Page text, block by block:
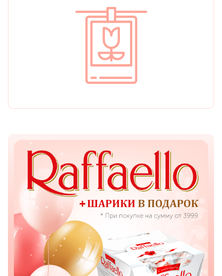
Цветы любимой
Цветы дочери
Цветы подруге
Цветы сестре
Показать еще
Цветы